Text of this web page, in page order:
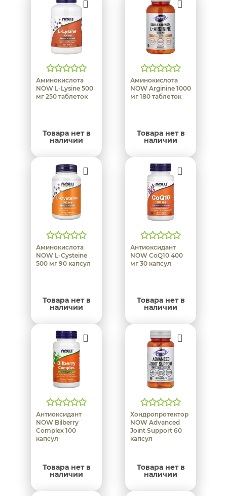
Аминокислота
NOW L-Lysine 500
мг 250 таблеток
Товара нет в
наличии
Аминокислота
NOW Arginine 1000
мг 180 таблеток
Товара нет в
наличии
Аминокислота
NOW L-Cysteine
500 мг 90 капсул
Товара нет в
наличии
Антиоксидант
NOW CoQ10 400
мг 30 капсул
Товара нет в
наличии
Антиоксидант
NOW Bilberry
Complex 100
капсул
Товара нет в
наличии
Хондропротектор
NOW Advanced
Joint Support 60
капсул
Товара нет в
наличии